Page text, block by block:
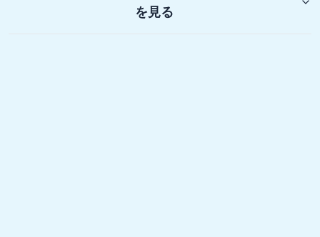
を見る